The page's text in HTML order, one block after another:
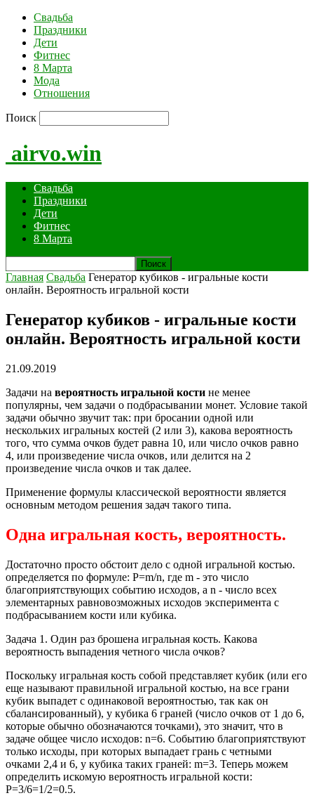
Свадьба
Праздники
Дети
Фитнес
8 Марта
Мода
Отношения
Поиск
airvo.win
Свадьба
Праздники
Дети
Фитнес
8 Марта
Главная Свадьба Генератор кубиков - игральные кости
онлайн. Вероятность игральной кости
Генератор кубиков - игральные кости
онлайн. Вероятность игральной кости
21.09.2019
Задачи на вероятность игральной кости не менее
популярны, чем задачи о подбрасывании монет. Условие такой
задачи обычно звучит так: при бросании одной или
нескольких игральных костей (2 или 3), какова вероятность
того, что сумма очков будет равна 10, или число очков равно
4, или произведение числа очков, или делится на 2
произведение числа очков и так далее.
Применение формулы классической вероятности является
основным методом решения задач такого типа.
Одна игральная кость, вероятность.
Достаточно просто обстоит дело с одной игральной костью.
определяется по формуле: P=m/n, где m - это число
благоприятствующих событию исходов, а n - число всех
элементарных равновозможных исходов эксперимента с
подбрасыванием кости или кубика.
Задача 1. Один раз брошена игральная кость. Какова
вероятность выпадения четного числа очков?
Поскольку игральная кость собой представляет кубик (или его
еще называют правильной игральной костью, на все грани
кубик выпадет с одинаковой вероятностью, так как он
сбалансированный), у кубика 6 граней (число очков от 1 до 6,
которые обычно обозначаются точками), это значит, что в
задаче общее число исходов: n=6. Событию благоприятствуют
только исходы, при которых выпадает грань с четными
очками 2,4 и 6, у кубика таких граней: m=3. Теперь можем
определить искомую вероятность игральной кости:
P=3/6=1/2=0.5.